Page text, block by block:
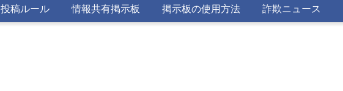
投稿ルール 情報共有掲示板 掲示板の使用方法 詐欺ニュース